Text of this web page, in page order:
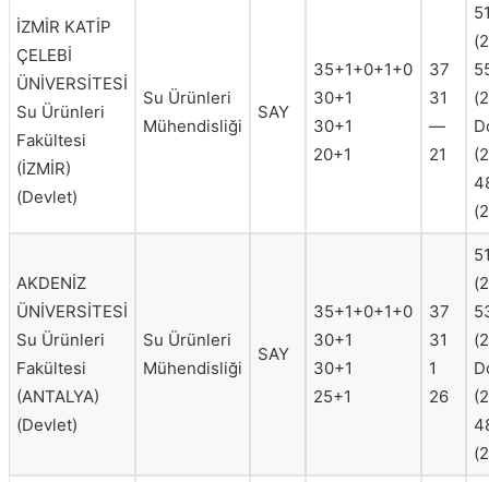
İZMİR KATİP
ÇELEBİ
ÜNİVERSİTESİ
Su Ürünleri
Fakültesi
(İZMİR)
(Devlet)
Su Ürünleri
Mühendisliği
SAY
35+1+0+1+0
30+1
30+1
20+1
37
31
—
21
AKDENİZ
ÜNİVERSİTESİ
Su Ürünleri
Fakültesi
(ANTALYA)
(Devlet)
Su Ürünleri
Mühendisliği
SAY
35+1+0+1+0
30+1
30+1
25+1
37
31
1
26